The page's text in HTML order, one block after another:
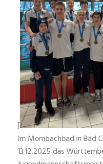
[
Im Mombachbad in Bad
13.12.2025 das